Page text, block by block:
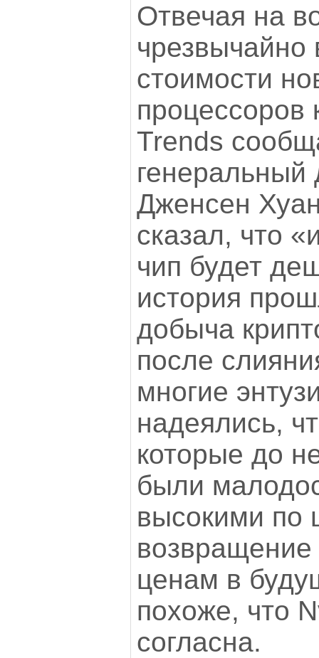
Отвечая на
чрезвычайно
стоимости
процессоров
Trends
генеральный
Дженсен
сказал, что
чип будет
история
добыча
после
многие
надеялись,
которые до
были
высокими по
ценам в
похоже, что
согласна.